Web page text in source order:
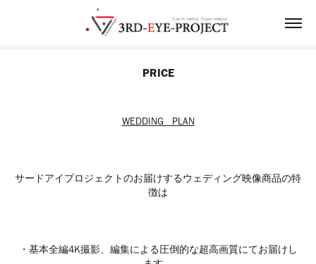
PRICE
WEDDING PLAN
サードアイプロジェクトのお届けするウェディング映像商品の特
徴は
・基本全編4K撮影、編集による圧倒的な超高画質にてお届けし